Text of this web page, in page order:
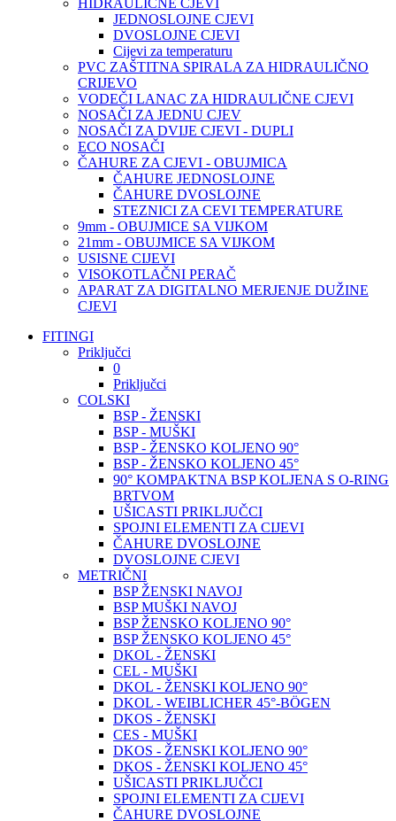
HIDRAULIČNE CJEVI
JEDNOSLOJNE CJEVI
DVOSLOJNE CJEVI
Cijevi za temperaturu
PVC ZAŠTITNA SPIRALA ZA HIDRAULIČNO
CRIJEVO
VODEČI LANAC ZA HIDRAULIČNE CJEVI
NOSAČI ZA JEDNU CJEV
NOSAČI ZA DVIJE CJEVI - DUPLI
ECO NOSAČI
ČAHURE ZA CJEVI - OBUJMICA
ČAHURE JEDNOSLOJNE
ČAHURE DVOSLOJNE
STEZNICI ZA CEVI TEMPERATURE
9mm - OBUJMICE SA VIJKOM
21mm - OBUJMICE SA VIJKOM
USISNE CIJEVI
VISOKOTLAČNI PERAČ
APARAT ZA DIGITALNO MERJENJE DUŽINE
CJEVI
FITINGI
Priključci
0
Priključci
COLSKI
BSP - ŽENSKI
BSP - MUŠKI
BSP - ŽENSKO KOLJENO 90°
BSP - ŽENSKO KOLJENO 45°
90° KOMPAKTNA BSP KOLJENA S O-RING
BRTVOM
UŠICASTI PRIKLJUČCI
SPOJNI ELEMENTI ZA CIJEVI
ČAHURE DVOSLOJNE
DVOSLOJNE CJEVI
METRIČNI
BSP ŽENSKI NAVOJ
BSP MUŠKI NAVOJ
BSP ŽENSKO KOLJENO 90°
BSP ŽENSKO KOLJENO 45°
DKOL - ŽENSKI
CEL - MUŠKI
DKOL - ŽENSKI KOLJENO 90°
DKOL - WEIBLICHER 45°-BÖGEN
DKOS - ŽENSKI
CES - MUŠKI
DKOS - ŽENSKI KOLJENO 90°
DKOS - ŽENSKI KOLJENO 45°
UŠICASTI PRIKLJUČCI
SPOJNI ELEMENTI ZA CIJEVI
ČAHURE DVOSLOJNE